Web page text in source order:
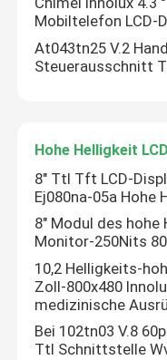
Mobiltelefon LCD-
At043tn25 V.2
Steuerausschnitt
Hohe Helligkeit
8" Ttl Tft LCD-
Ej080na-05a Hohe
8" Modul des
Monitor-250Nits
10,2 Helligkeits-
Zoll-800x480
medizinische
Bei 102tn03 V.8
Ttl Schnittstelle